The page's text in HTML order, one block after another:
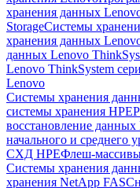
хранения данных
StorageСистемы
хранения данных
данных Lenovo
Lenovo ThinkSystem
Lenovo
Системы хранения
системы хранения HPE
восстановление данных
начального и среднего
СХД HPEФлеш-
Cистемы хранения
хранения NetApp FAS